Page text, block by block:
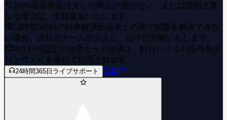
100%返金保証 注文した商品が届かない、または説明と異
なる場合は、全額返金いたします。
24時間365日の紛争解決出品者との間で問題を解決できな
い場合、当社のチームが介入し、公平に判断いたします。
PCI DSS認定の決済 カード決済は、銀行レベルの暗号化ゲ
ートウェイを通じて処理されます。
24時間365日ライブサポート 詳細